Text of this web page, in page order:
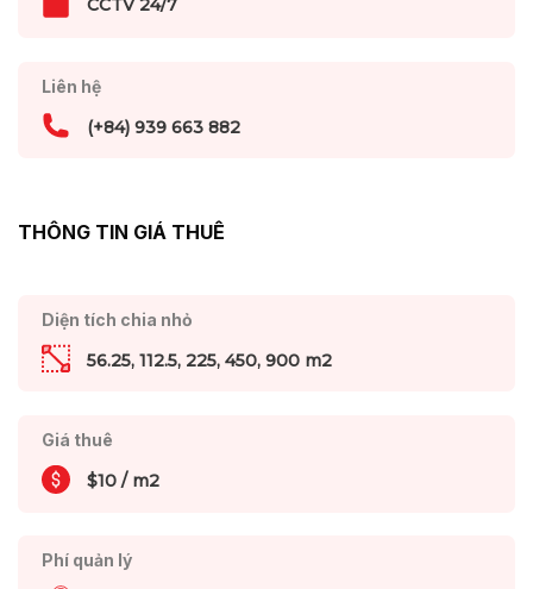
CCTV 24/7
Liên hệ
(+84) 939 663 882
THÔNG TIN GIÁ THUÊ
Diện tích chia nhỏ
56.25, 112.5, 225, 450, 900 m2
Giá thuê
$10 / m2
Phí quản lý